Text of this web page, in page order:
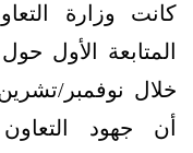
كانت وزارة
المتابعة الأول
خلال نوفمبر/
أن جهود